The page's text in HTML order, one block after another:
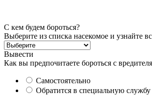
С кем будем бороться?
Выберите из списка насекомое и узнайте
Вывести
Как вы предпочитаете бороться с
Самостоятельно
Обратится в специальную службу